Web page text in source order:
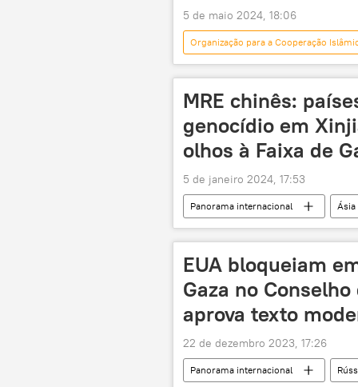
5 de maio 2024, 18:06
Organização para a Cooperação
Mundo
Hossein Amir-
MRE chinês:
genocídio em
olhos à Faixa de
5 de janeiro 2024, 17:53
Panorama internacional Ásia
Faixa de Gaza
Ministério das
EUA bloqueiam
Gaza no
aprova texto
22 de dezembro 2023, 17:26
Panorama internacional